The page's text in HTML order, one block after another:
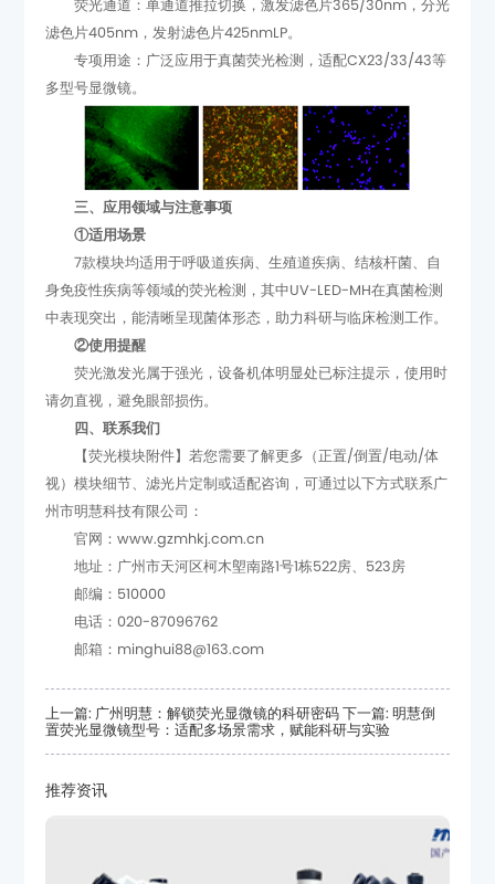
滤色片405nm，发射滤色片425nmLP。
多型号显微镜。
三、应用领域与注意事项
①适用场景
中表现突出，能清晰呈现菌体形态，助力科研与临床检测工作。
②使用提醒
请勿直视，避免眼部损伤。
四、联系我们
【荧光模块附件】 若您需要了解更多
视）
州市明慧科技有限公司：
官网：www.gzmhkj.com.cn
地址：广州市天河区柯木塱南路1号1栋522房、523房
邮编：510000
电话：020-87096762
邮箱：minghui88@163.com
上一篇: 广州明慧：解锁荧光显微镜的科研密码
置荧光显微镜型号：适配多场景需求，赋能科研与实验
推荐资讯